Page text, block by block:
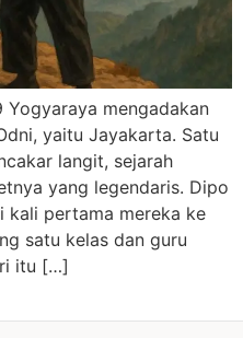
Yogyaraya mengadakan
yaitu Jayakarta. Satu
langit, sejarah
yang legendaris. Dipo
kali pertama mereka ke
satu kelas dan guru
itu […]